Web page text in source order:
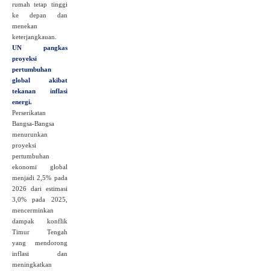
rumah tetap tinggi
ke depan dan
menekan
keterjangkauan.
UN pangkas
proyeksi
pertumbuhan
global akibat
tekanan inflasi
energi.
Perserikatan
Bangsa‑Bangsa
menurunkan
proyeksi
pertumbuhan
ekonomi global
menjadi 2,5% pada
2026 dari estimasi
3,0% pada 2025,
mencerminkan
dampak konflik
Timur Tengah
yang mendorong
inflasi dan
meningkatkan